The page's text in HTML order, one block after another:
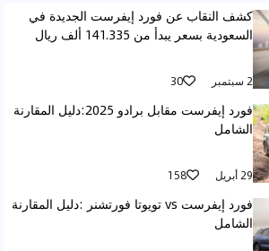
كشف النقاب عن فورد إيفرست الجديدة في
السعودية بسعر يبدأ من 141.335 ألف ريال
2 سبتمبر 30
فورد إيفرست مقابل برادو 2025:دليل المقارنة
الشامل
29 أبريل 158
فورد إيفرست vs تويوتا فورتشنر :دليل المقارنة
الشامل